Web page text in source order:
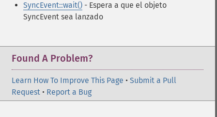
SyncEvent::wait() - Espera a que el objeto
SyncEvent sea lanzado
Found A Problem?
Learn How To Improve This Page • Submit a Pull
Request • Report a Bug